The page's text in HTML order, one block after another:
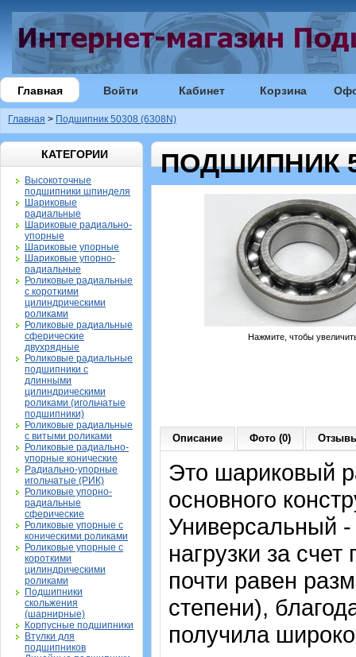
Главная Войти Кабинет Корзина
Главная > Подшипник 50308 (6308N)
КАТЕГОРИИ
Высокоточные
подшипники шпинделя
Шариковые
радиальные
Шариковые радиально-
упорные
Шариковые упорные
Шариковые упорно-
радиальные
Роликовые радиальные
с короткими
цилиндрическими
роликами
Роликовые радиальные
сферические
двухрядные
Роликовые радиальные
подшипники с
длинными
цилиндрическими
роликами (игольчатые
подшипники)
Роликовые радиальные
с витыми роликами
Роликовые радиально-
упорные конические
Радиально-упорные
игольчатые (РИК)
Роликовые упорно-
радиальные
сферические
Роликовые упорные с
коническими роликами
Роликовые упорные с
короткими
цилиндрическими
роликами
Подшипники
скольжения
(шарнирные)
Корпусные подшипники
Втулки для
подшипников
ПОДШИПНИК
Нажмите, чтобы
Описание Фото (0)
Это шариковый
основного
Универсальный
нагрузки за
почти равен
степени),
получила